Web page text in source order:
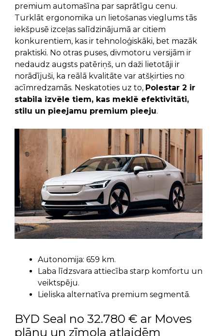
premium automašīna par saprātīgu cenu.
Turklāt ergonomika un lietošanas vieglums tās
iekšpusē izceļas salīdzinājumā ar citiem
konkurentiem, kas ir tehnoloģiskāki, bet mazāk
praktiski. No otras puses, divmotoru versijām ir
nedaudz augsts patēriņš, un daži lietotāji ir
norādījuši, ka reālā kvalitāte var atšķirties no
acīmredzamās. Neskatoties uz to, Polestar 2 ir
stabila izvēle tiem, kas meklē efektivitāti,
stilu un pieejamu premium pieeju.
Autonomija: 659 km.
Laba līdzsvara attiecība starp komfortu un
veiktspēju.
Lieliska alternatīva premium segmentā.
BYD Seal no 32.780 € ar Moves
plānu un zīmola atlaidēm